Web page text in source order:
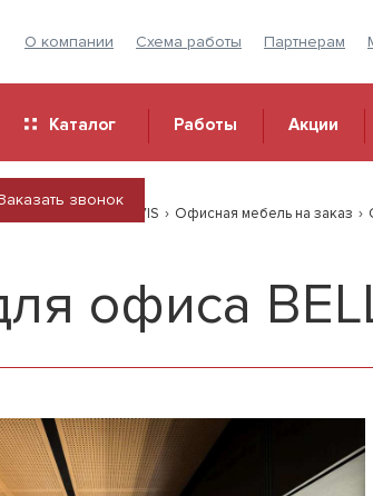
О компании Схема работы Партнерам
Каталог Работы Акции
звонок
Продукция GRAVIS › Офисная мебель на заказ ›
офиса